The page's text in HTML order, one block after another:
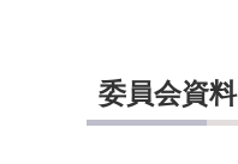
委員会資料